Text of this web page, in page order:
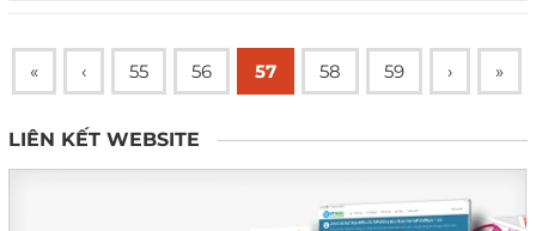
« ‹ 55 56 57 58 59 › »
LIÊN KẾT WEBSITE